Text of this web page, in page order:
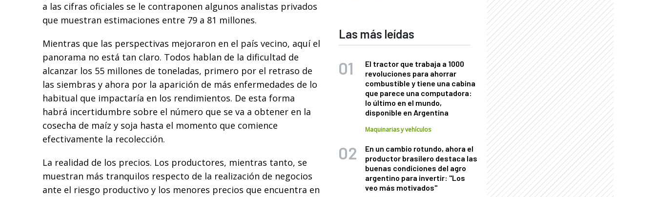
a las cifras oficiales se le contraponen algunos analistas privados
que muestran estimaciones entre 79 a 81 millones.
Mientras que las perspectivas mejoraron en el país vecino, aquí el
panorama no está tan claro. Todos hablan de la dificultad de
alcanzar los 55 millones de toneladas, primero por el retraso de
las siembras y ahora por la aparición de más enfermedades de lo
habitual que impactaría en los rendimientos. De esta forma
habrá incertidumbre sobre el número que se va a obtener en la
cosecha de maíz y soja hasta el momento que comience
efectivamente la recolección.
La realidad de los precios. Los productores, mientras tanto, se
muestran más tranquilos respecto de la realización de negocios
ante el riesgo productivo y los menores precios que encuentra en
Las más leídas
El tractor que trabaja a 1000
revoluciones para ahorrar
combustible y tiene una cabina
que parece una computadora:
lo último en el mundo,
disponible en Argentina
Maquinarias y vehículos
En un cambio rotundo, ahora el
productor brasilero destaca las
buenas condiciones del agro
argentino para invertir: "Los
veo más motivados"